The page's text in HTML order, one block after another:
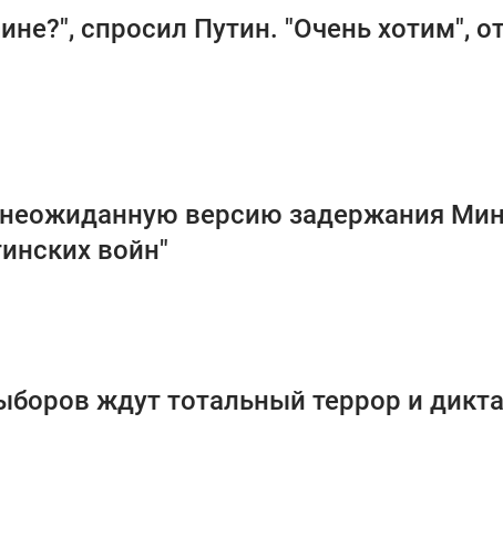
спросил Путин. "Очень хотим",
версию задержания
войн"
ждут тотальный террор и